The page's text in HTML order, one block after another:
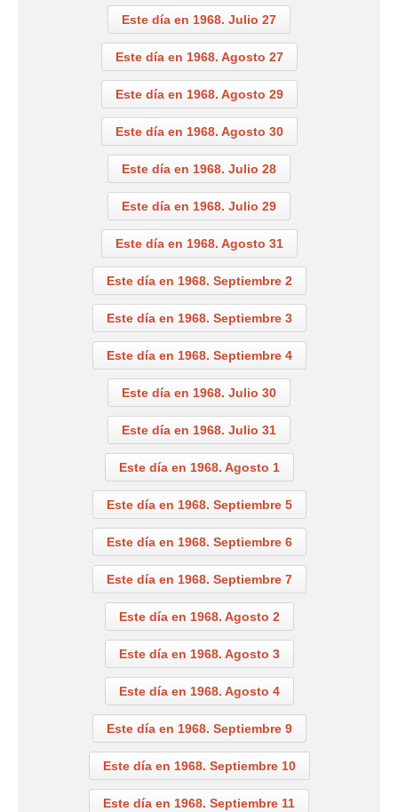
Este día en 1968. Julio 27
Este día en 1968. Agosto 27
Este día en 1968. Agosto 29
Este día en 1968. Agosto 30
Este día en 1968. Julio 28
Este día en 1968. Julio 29
Este día en 1968. Agosto 31
Este día en 1968. Septiembre 2
Este día en 1968. Septiembre 3
Este día en 1968. Septiembre 4
Este día en 1968. Julio 30
Este día en 1968. Julio 31
Este día en 1968. Agosto 1
Este día en 1968. Septiembre 5
Este día en 1968. Septiembre 6
Este día en 1968. Septiembre 7
Este día en 1968. Agosto 2
Este día en 1968. Agosto 3
Este día en 1968. Agosto 4
Este día en 1968. Septiembre 9
Este día en 1968. Septiembre 10
Este día en 1968. Septiembre 11